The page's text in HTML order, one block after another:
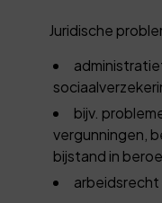
Juridische
bijv.
vergunningen,
bijstand in